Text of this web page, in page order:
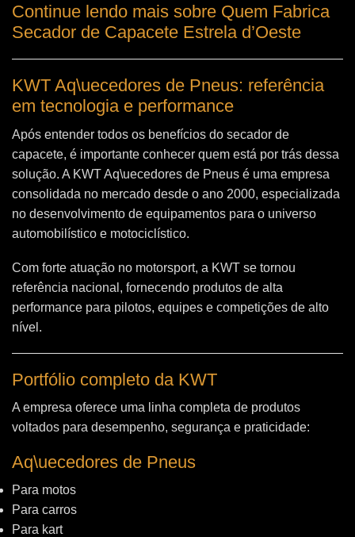
Continue lendo mais sobre Quem Fabrica
Secador de Capacete Estrela d’Oeste
KWT Aq\uecedores de Pneus: referência
em tecnologia e performance
Após entender todos os benefícios do secador de
capacete, é importante conhecer quem está por trás dessa
solução. A KWT Aq\uecedores de Pneus é uma empresa
consolidada no mercado desde o ano 2000, especializada
no desenvolvimento de equipamentos para o universo
automobilístico e motociclístico.
Com forte atuação no motorsport, a KWT se tornou
referência nacional, fornecendo produtos de alta
performance para pilotos, equipes e competições de alto
nível.
Portfólio completo da KWT
A empresa oferece uma linha completa de produtos
voltados para desempenho, segurança e praticidade:
Aq\uecedores de Pneus
Para motos
Para carros
Para kart